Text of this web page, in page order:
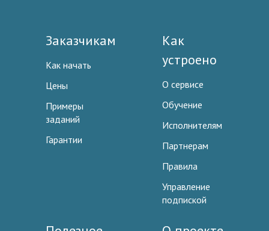
Заказчикам
Как начать
Цены
Примеры
заданий
Гарантии
Как
устроено
О сервисе
Обучение
Исполнителям
Партнерам
Правила
Управление
подпиской